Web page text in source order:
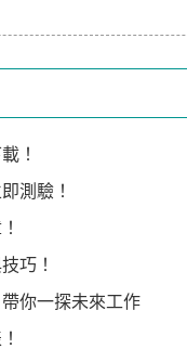
！
測驗！
巧！
你一探未來工作